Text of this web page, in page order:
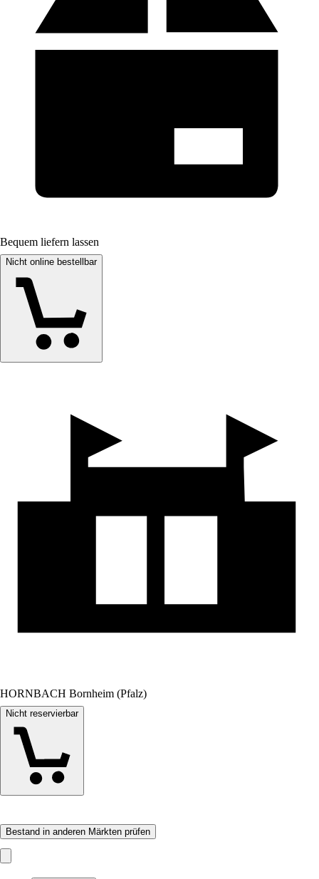
Bequem liefern lassen
Nicht online bestellbar
HORNBACH Bornheim (Pfalz)
Nicht reservierbar
Bestand in anderen Märkten prüfen